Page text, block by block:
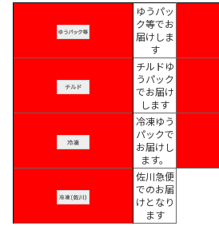
ゆうパッ
ク等でお
届けしま
す
チルドゆ
うパック
でお届け
します
冷凍ゆう
パックで
お届けし
ます。
佐川急便
でのお届
けとなり
ます